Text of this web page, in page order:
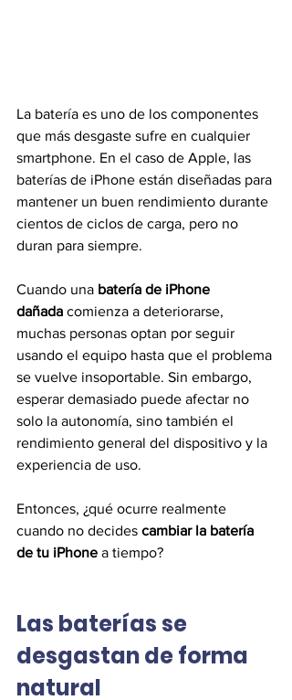
La batería es uno de los componentes
que más desgaste sufre en cualquier
smartphone. En el caso de Apple, las
baterías de iPhone están diseñadas para
mantener un buen rendimiento durante
cientos de ciclos de carga, pero no
duran para siempre.
Cuando una batería de iPhone
dañada comienza a deteriorarse,
muchas personas optan por seguir
usando el equipo hasta que el problema
se vuelve insoportable. Sin embargo,
esperar demasiado puede afectar no
solo la autonomía, sino también el
rendimiento general del dispositivo y la
experiencia de uso.
Entonces, ¿qué ocurre realmente
cuando no decides cambiar la batería
de tu iPhone a tiempo?
Las baterías se
desgastan de forma
natural